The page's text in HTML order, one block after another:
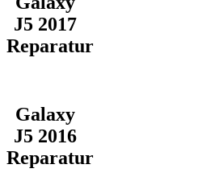
J5 2017
Reparatur
Galaxy
J5 2016
Reparatur